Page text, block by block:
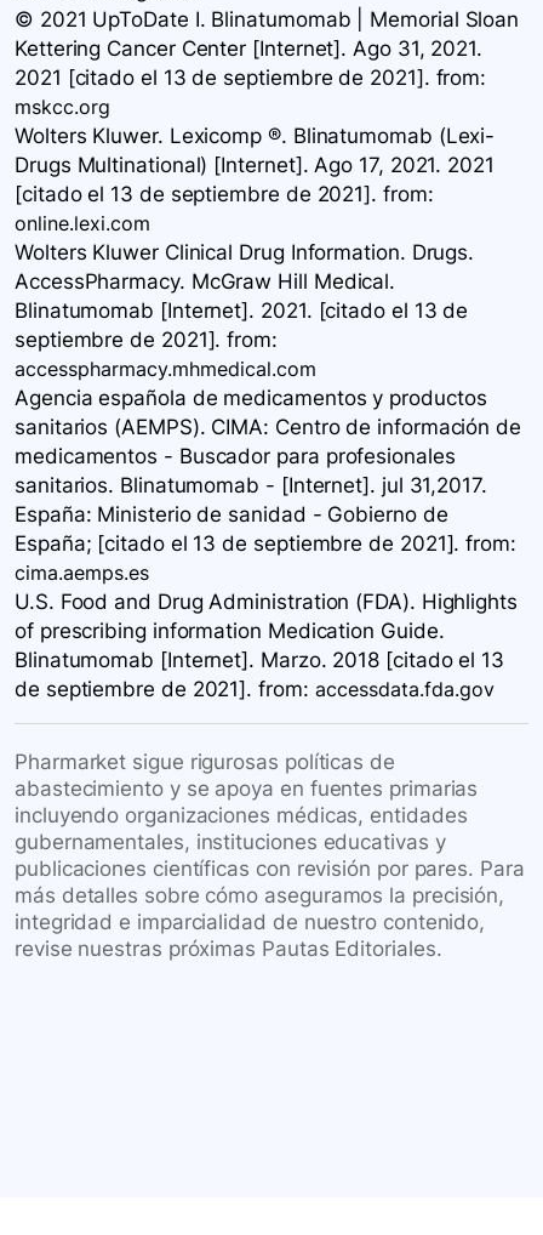
© 2021 UpToDate I. Blinatumomab | Memorial Sloan
Kettering Cancer Center [Internet]. Ago 31, 2021.
2021 [citado el 13 de septiembre de 2021]. from:
mskcc.org
Wolters Kluwer. Lexicomp ®. Blinatumomab (Lexi-
Drugs Multinational) [Internet]. Ago 17, 2021. 2021
[citado el 13 de septiembre de 2021]. from:
online.lexi.com
Wolters Kluwer Clinical Drug Information. Drugs.
AccessPharmacy. McGraw Hill Medical.
Blinatumomab [Internet]. 2021. [citado el 13 de
septiembre de 2021]. from:
accesspharmacy.mhmedical.com
Agencia española de medicamentos y productos
sanitarios (AEMPS). CIMA: Centro de información de
medicamentos - Buscador para profesionales
sanitarios. Blinatumomab - [Internet]. jul 31,2017.
España: Ministerio de sanidad - Gobierno de
España; [citado el 13 de septiembre de 2021]. from:
cima.aemps.es
U.S. Food and Drug Administration (FDA). Highlights
of prescribing information Medication Guide.
Blinatumomab [Internet]. Marzo. 2018 [citado el 13
de septiembre de 2021]. from: accessdata.fda.gov
Pharmarket sigue rigurosas políticas de
abastecimiento y se apoya en fuentes primarias
incluyendo organizaciones médicas, entidades
gubernamentales, instituciones educativas y
publicaciones científicas con revisión por pares. Para
más detalles sobre cómo aseguramos la precisión,
integridad e imparcialidad de nuestro contenido,
revise nuestras próximas Pautas Editoriales.